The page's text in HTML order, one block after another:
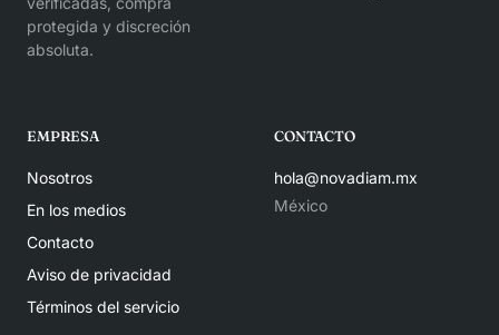
protegida y discreción
absoluta.
EMPRESA
Nosotros
En los medios
Contacto
Aviso de privacidad
Términos del servicio
CONTACTO
hola@novadiam.mx
México